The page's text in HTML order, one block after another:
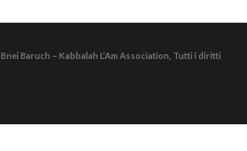
Bnei Baruch – Kabbalah L’Am Association, Tutti i diritti